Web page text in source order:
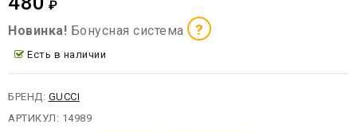
₽
Новинка! Бонусная система ?
Есть в наличии
БРЕНД: GUCCI
АРТИКУЛ: 14989